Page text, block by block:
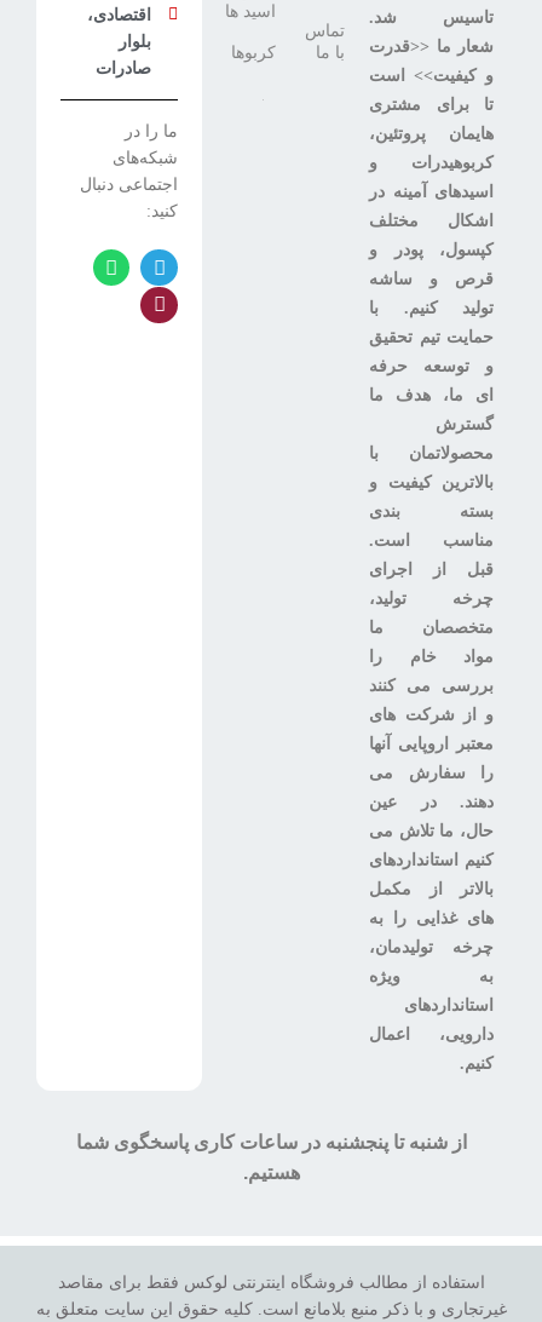
تاسیس شد.
شعار ما <<قدرت
و کیفیت>> است
تا برای مشتری
هایمان پروتئین،
کربوهیدرات و
اسیدهای آمینه در
اشکال مختلف
کپسول، پودر و
قرص و ساشه
تولید کنیم. با
حمایت تیم تحقیق
و توسعه حرفه
ای ما، هدف ما
گسترش
محصولاتمان با
بالاترین کیفیت و
بسته بندی
مناسب است.
قبل از اجرای
چرخه تولید،
متخصصان ما
مواد خام را
بررسی می کنند
و از شرکت های
معتبر اروپایی آنها
را سفارش می
دهند. در عین
حال، ما تلاش می
کنیم استانداردهای
بالاتر از مکمل
های غذایی را به
چرخه تولیدمان،
به ویژه
استانداردهای
دارویی، اعمال
کنیم.
تماس
با ما
اسید ها
کربوها
اقتصادی،
بلوار
صادرات
ما را در
شبکه‌های
اجتماعی دنبال
کنید:
از شنبه تا پنجشنبه در ساعات کاری پاسخگوی شما
هستیم.
استفاده از مطالب فروشگاه اینترنتی لوکس فقط برای مقاصد
غیرتجاری و با ذکر منبع بلامانع است. کلیه حقوق این سایت متعلق به